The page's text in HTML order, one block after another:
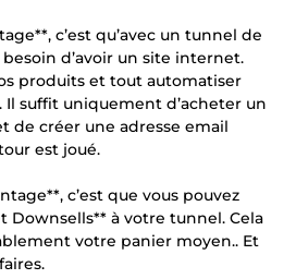
c’est qu’avec un tunnel de
besoin d’avoir un site internet.
produits et tout automatiser
Il suffit uniquement d’acheter un
de créer une adresse email
est joué.
c’est que vous pouvez
Downsells** à votre tunnel. Cela
votre panier moyen.. Et